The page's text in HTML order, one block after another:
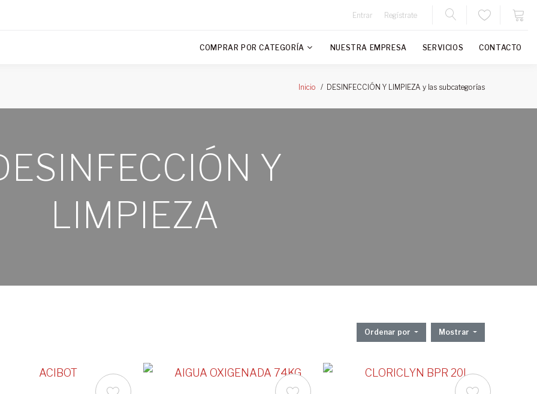
Entrar Regístrate
COMPRAR POR CATEGORÍA NUESTRA EMPRESA SERVICIOS CONTACTO
Inicio DESINFECCIÓN Y LIMPIEZA y las subcategorías
Y
LIMPIEZA
Ordenar por Mostrar